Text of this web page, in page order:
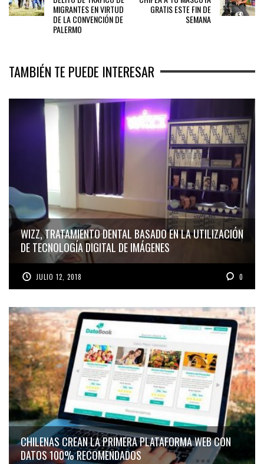
MIGRANTES EN VIRTUD
DE LA CONVENCIÓN DE
PALERMO
GRATIS ESTE FIN DE
SEMANA
TAMBIÉN TE PUEDE INTERESAR
WIZZ, TRATAMIENTO DENTAL BASADO EN LA UTILIZACIÓN
DE TECNOLOGÍA DIGITAL DE IMÁGENES
JULIO 12, 2018 0
CHILENAS CREAN LA PRIMERA PLATAFORMA WEB CON
DATOS 100% RECOMENDADOS